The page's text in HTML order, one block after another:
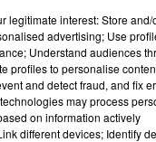
de son
partir au
il a pris en
de
8 mai
Aix
legitimate interest: Store and/
advertising; Use
Understand audiences
profiles to personalise
and detect fraud, and fix
may process
on information actively
different devices; Identify